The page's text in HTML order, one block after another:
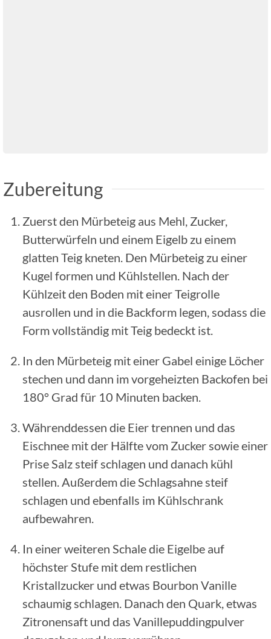
Zubereitung
Zuerst den Mürbeteig aus Mehl, Zucker,
Butterwürfeln und einem Eigelb zu einem
glatten Teig kneten. Den Mürbeteig zu einer
Kugel formen und Kühlstellen. Nach der
Kühlzeit den Boden mit einer Teigrolle
ausrollen und in die Backform legen, sodass die
Form vollständig mit Teig bedeckt ist.
In den Mürbeteig mit einer Gabel einige Löcher
stechen und dann im vorgeheizten Backofen bei
180° Grad für 10 Minuten backen.
Währenddessen die Eier trennen und das
Eischnee mit der Hälfte vom Zucker sowie einer
Prise Salz steif schlagen und danach kühl
stellen. Außerdem die Schlagsahne steif
schlagen und ebenfalls im Kühlschrank
aufbewahren.
In einer weiteren Schale die Eigelbe auf
höchster Stufe mit dem restlichen
Kristallzucker und etwas Bourbon Vanille
schaumig schlagen. Danach den Quark, etwas
Zitronensaft und das Vanillepuddingpulver